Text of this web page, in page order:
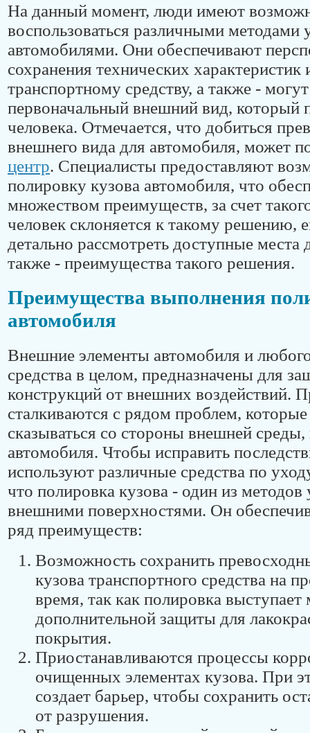
На данный момент, люди имеют
воспользоваться различными методами
автомобилями. Они обеспечивают
сохранения технических характеристик
транспортному средству, а также -
первоначальный внешний вид, который
человека. Отмечается, что добиться
внешнего вида для автомобиля, может
центр. Специалисты предоставляют
полировку кузова автомобиля, что
множеством преимуществ, за счет
человек склоняется к такому решению,
детально рассмотреть доступные места
также - преимущества такого решения.
Преимущества выполнения
автомобиля
Внешние элементы автомобиля и
средства в целом, предназначены для
конструкций от внешних воздействий.
сталкиваются с рядом проблем,
сказываться со стороны внешней
автомобиля. Чтобы исправить
используют различные средства по
что полировка кузова - один из методов
внешними поверхностями. Он
ряд преимуществ:
Возможность сохранить
кузова транспортного средства на
время, так как полировка выступает
дополнительной защиты для
покрытия.
Приостанавливаются процессы
очищенных элементах кузова. При
создает барьер, чтобы сохранить
от разрушения.